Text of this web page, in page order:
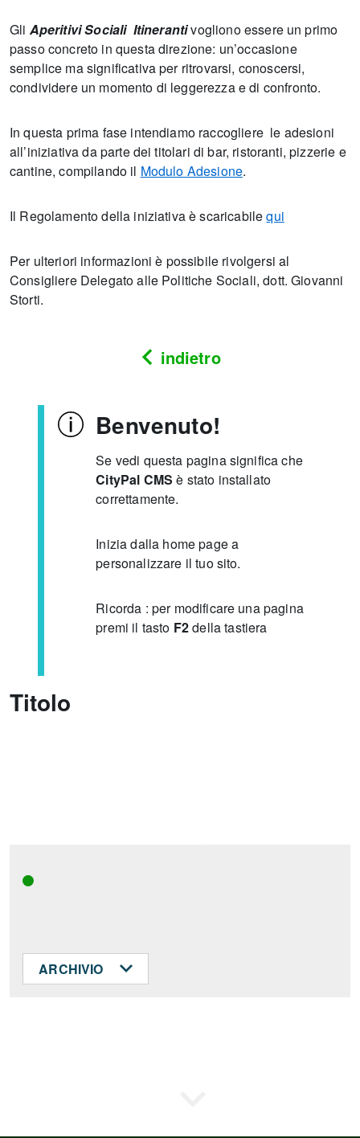
Gli Aperitivi Sociali Itinerantivogliono essere un primo
passo concreto in questa direzione: un’occasione
semplice ma significativa per ritrovarsi, conoscersi,
condividere un momento di leggerezza e di confronto.
In questa prima fase intendiamo raccogliere le adesioni
all’iniziativa da parte dei titolari di bar, ristoranti, pizzerie e
cantine, compilando il Modulo Adesione.
Il Regolamento della iniziativa è scaricabilequi
Per ulteriori informazioni è possibile rivolgersi al
Consigliere Delegato alle Politiche Sociali, dott. Giovanni
Storti.
indietro
Benvenuto!
Se vedi questa pagina significa che
CityPal CMS è stato installato
correttamente.
Inizia dalla home page a
personalizzare il tuo sito.
Ricorda : per modificare una pagina
premi il tasto F2della tastiera
Titolo
ARCHIVIO